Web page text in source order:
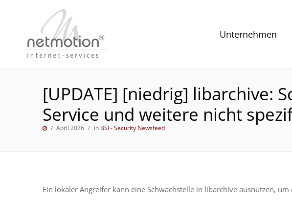
Unternehmen
[UPDATE] [niedrig] libarchive:
Service und weitere nicht
7. April 2026 in BSI - Security Newsfeed
Ein lokaler Angreifer kann eine Schwachstelle in libarchive ausnutzen,